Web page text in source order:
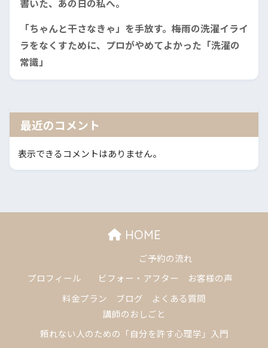
書いた、あの日の私へ。
「ちゃんと干さなきゃ」を手放す。梅雨の洗濯イライ
ラをなくすために、プロがやめてよかった「洗濯の
常識」
最近のコメント
表示できるコメントはありません。
HOME
プロフィール
ご予約の流れ
ビフォー・アフター
お客様の声
料金プラン
ブログ
よくある質問
講師のおしごと
頼れない人のための「自分を許す心理学」入門